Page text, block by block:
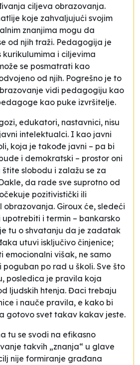
ciljeva obrazovanja.
koje zahvaljujući svojim
znanjima mogu da
od njih traži. Pedagogija je
kurikulumima i ciljevima
se posmatrati kao
od njih. Pogrešno je to
vidi pedagogiju kao
kao puke izvršitelje.
edukatori, nastavnici, nisu
intelektualci. I kao javni
koja je takođe javni – pa bi
i demokratski – prostor oni
slobodu i zalažu se za
da rade sve suprotno od
pozitivistički ili
obrazovanja. Giroux će, sledeći
upotrebiti i termin – bankarsko
tu o shvatanju da je zadatak
utuvi isključivo činjenice;
emocionalni višak, ne samo
po rad u školi. Sve što
posledica je pravila koja
ljudskih htenja. Đaci trebaju
i nauče pravila, e kako bi
gotovo svet takav kakav jeste.
tu se svodi na efikasno
takvih „znanja“ u glave
nije formiranje građana